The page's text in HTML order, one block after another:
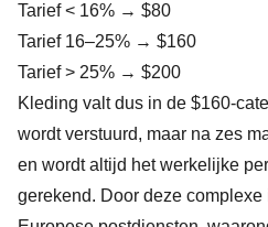
Tarief < 16% → $80
Tarief 16–25% → $160
Tarief > 25% → $200
Kleding valt dus in de $160-
wordt verstuurd, maar na zes
en wordt altijd het werkelijke
gerekend. Door deze complexe